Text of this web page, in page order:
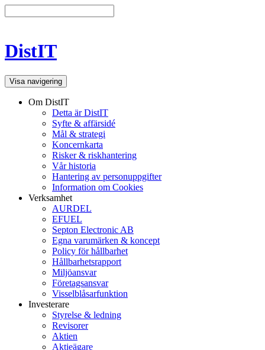
DistIT
Visa navigering
Om DistIT
Detta är DistIT
Syfte & affärsidé
Mål & strategi
Koncernkarta
Risker & riskhantering
Vår historia
Hantering av personuppgifter
Information om Cookies
Verksamhet
AURDEL
EFUEL
Septon Electronic AB
Egna varumärken & koncept
Policy för hållbarhet
Hållbarhetsrapport
Miljöansvar
Företagsansvar
Visselblåsarfunktion
Investerare
Styrelse & ledning
Revisorer
Aktien
Aktieägare